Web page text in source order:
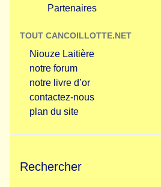
Partenaires
TOUT CANCOILLOTTE.NET
Niouze Laitière
notre forum
notre livre d’or
contactez-nous
plan du site
Rechercher